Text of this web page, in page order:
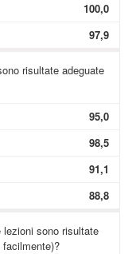
100,0
97,9
risultate adeguate
95,0
98,5
91,1
88,8
sono risultate